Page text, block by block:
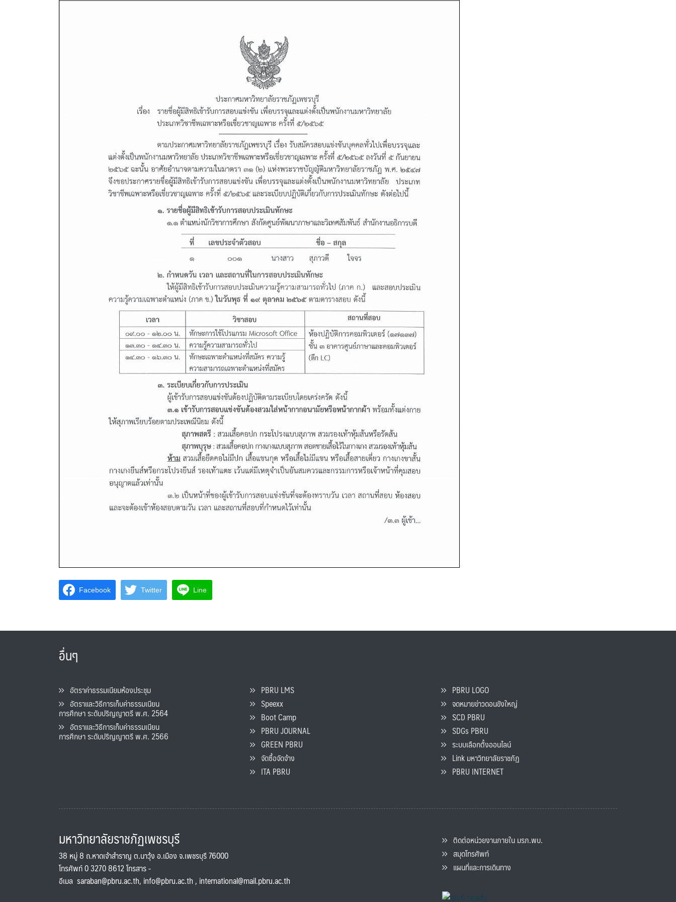
Facebook Twitter Line
อื่นๆ
อัตราค่าธรรมเนียมห้องประชุม
อัตราและวิธีการเก็บค่าธรรมเนียน
การศึกษา ระดับปริญญาตรี พ.ศ. 2564
อัตราและวิธีการเก็บค่าธรรมเนียน
การศึกษา ระดับปริญญาตรี พ.ศ. 2566
PBRU LMS
Speexx
Boot Camp
PBRU JOURNAL
GREEN PBRU
จัดซื้อจัดจ้าง
ITA PBRU
PBRU LOGO
จดหมายข่าวดอนขังใหญ่
SCD PBRU
SDGs PBRU
ระบบเลือกตั้งออนไลน์
Link มหาวิทยาลัยราชภัฏ
PBRU INTERNET
มหาวิทยาลัยราชภัฏเพชรบุรี
38 หมู่ 8 ถ.หาดเจ้าสำราญ ต.นาวุ้ง อ.เมือง จ.เพชรบุรี 76000
โทรศัพท์ 0 3270 8612 โทรสาร -
อีเมล saraban@pbru.ac.th, info@pbru.ac.th, international@mail.pbru.ac.th
ติดต่อหน่วยงานภายใน มรภ.พบ.
สมุดโทรศัพท์
แผนที่และการเดินทาง